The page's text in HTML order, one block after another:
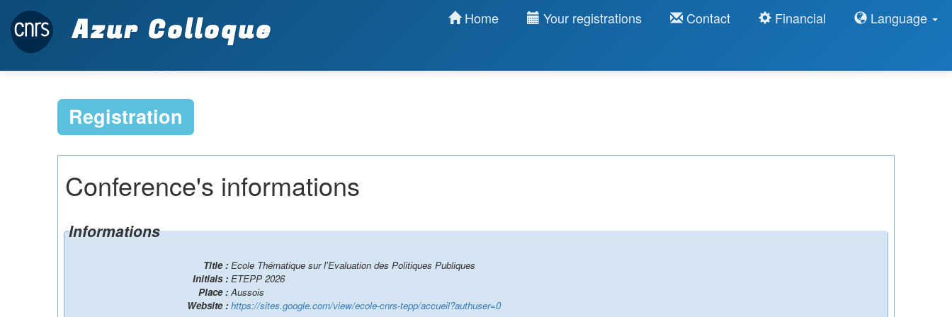
Azur Colloque Home Your registrations Contact Financial Language
Registration
Conference's informations
Informations
Title : Ecole Thématique sur l'Evaluation des Politiques Publiques
Initials : ETEPP 2026
Place : Aussois
Website : https://sites.google.com/view/ecole-cnrs-tepp/accueil?authuser=0